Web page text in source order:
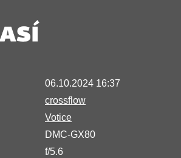
06.10.2024 16:37
crossflow
Votice
DMC-GX80
f/5.6